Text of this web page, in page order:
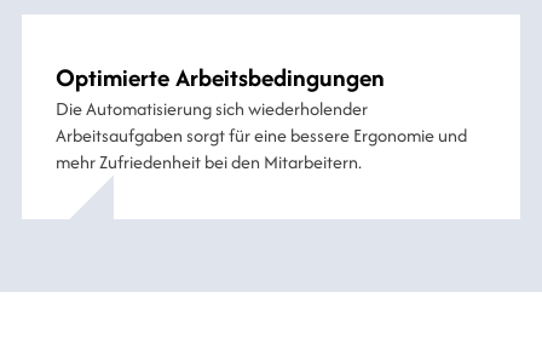
Optimierte Arbeitsbedingungen
Die Automatisierung sich wiederholender
Arbeitsaufgaben sorgt für eine bessere Ergonomie und
mehr Zufriedenheit bei den Mitarbeitern.